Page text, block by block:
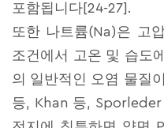
포함됩니다[24-27].
또한 나트륨(Na)은 고
조건에서 고온 및 습도
의 일반적인 오염 물질
등, Khan 등,